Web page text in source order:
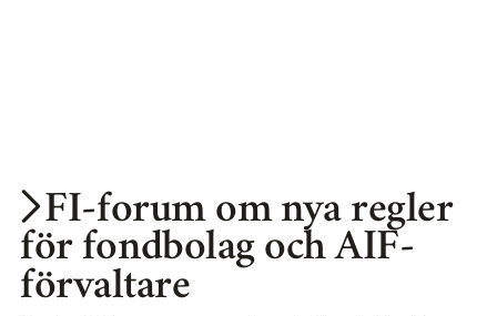
FI-forum om nya regler
för fondbolag och AIF-
förvaltare